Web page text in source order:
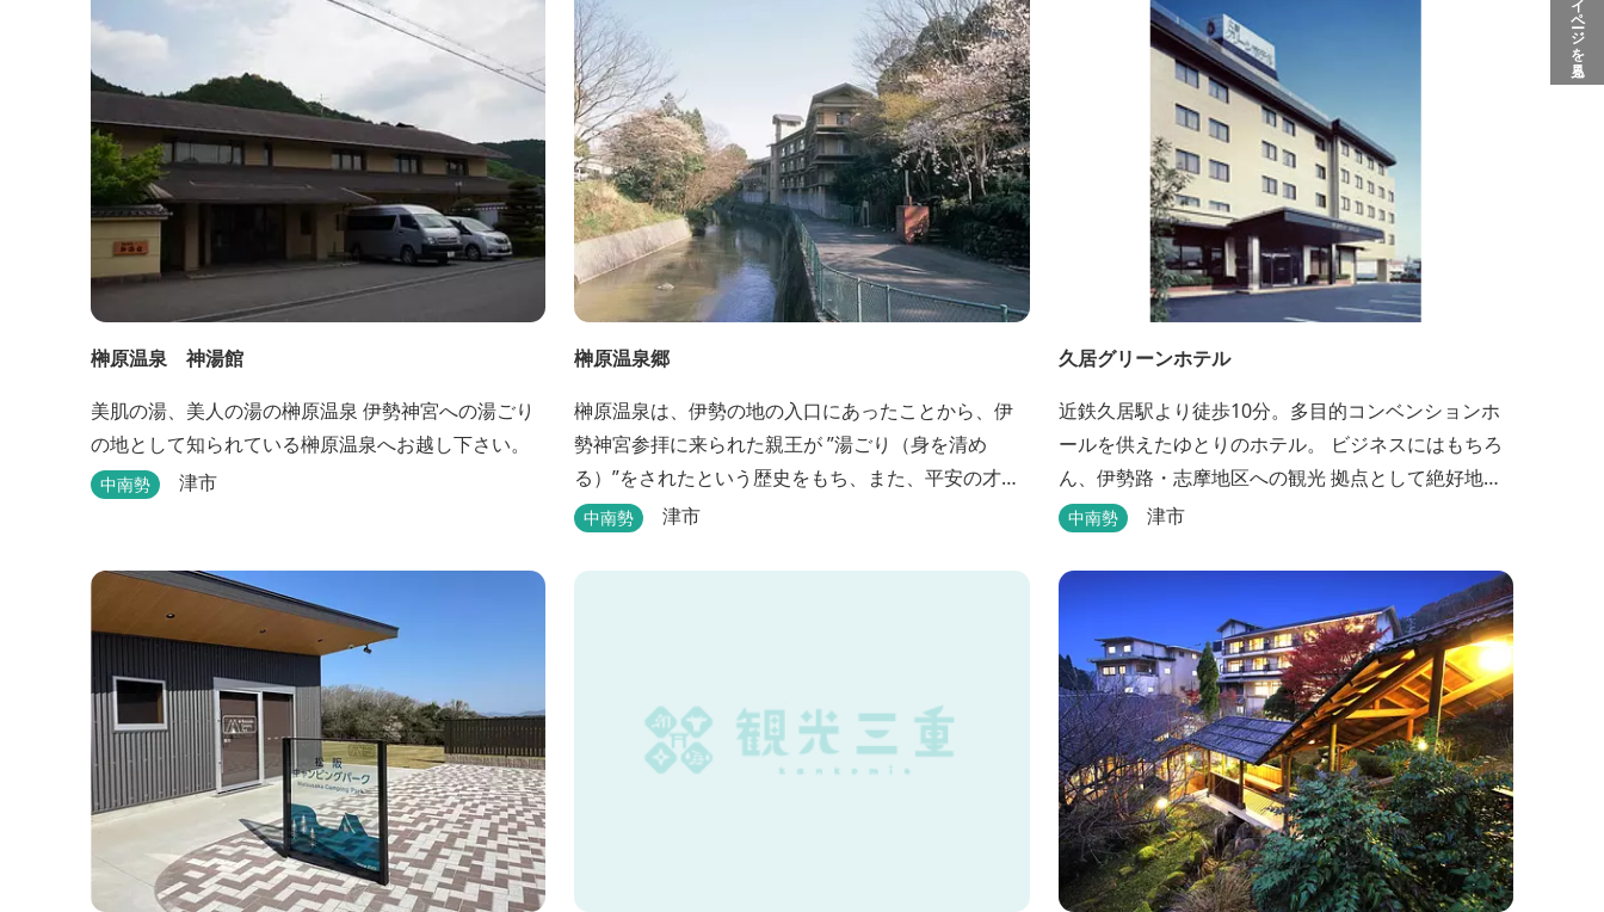
マイページを見る
日頃の喧騒から離れ、平安の才女清少納言もお墨付
きの名湯を是非実感してください。
榊原温泉 神湯館
美肌の湯、美人の湯の榊原温泉 伊勢神宮への湯ごり
の地として知られている榊原温泉へお越し下さい。
中南勢 津市
榊原温泉郷
榊原温泉は、伊勢の地の入口にあったことから、伊
勢神宮参拝に来られた親王が ”湯ごり（身を清め
る）”をされたという歴史をもち、また、平安の才
女・清少納言が 「枕草子」で”湯は七栗の湯”＜当時
として祀っていることもあって、恋の和歌も多く残
中南勢 津市
久居グリーンホテル
近鉄久居駅より徒歩10分。多目的コンベンションホ
ールを供えたゆとりのホテル。 ビジネスにはもちろ
ん、伊勢路・志摩地区への観光 拠点として絶好地。
安心して宿泊できる快適で清潔な客室にサービスも
中南勢 津市